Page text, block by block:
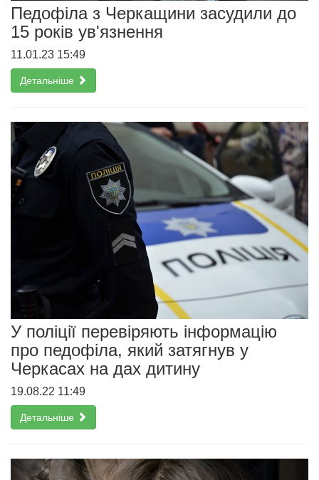
Педофіла з Черкащини засудили до
15 років ув'язнення
11.01.23 15:49
Детальніше
У поліції перевіряють інформацію
про педофіла, який затягнув у
Черкасах на дах дитину
19.08.22 11:49
Детальніше